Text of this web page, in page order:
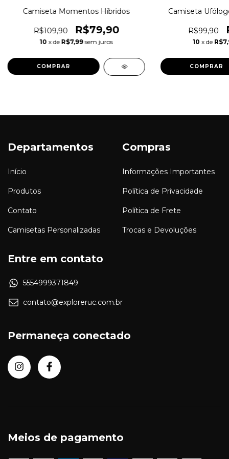
Camiseta Momentos Híbridos
R$109,90 R$79,90
10 x de R$7,99 sem juros
COMPRAR
Camiseta
R$99,90
10 x de
COMPRAR
Departamentos
Início
Produtos
Contato
Camisetas Personalizadas
Compras
Informações Importantes
Política de Privacidade
Política de Frete
Trocas e Devoluções
Entre em contato
5554999371849
contato@exploreruc.com.br
Permaneça conectado
Meios de pagamento